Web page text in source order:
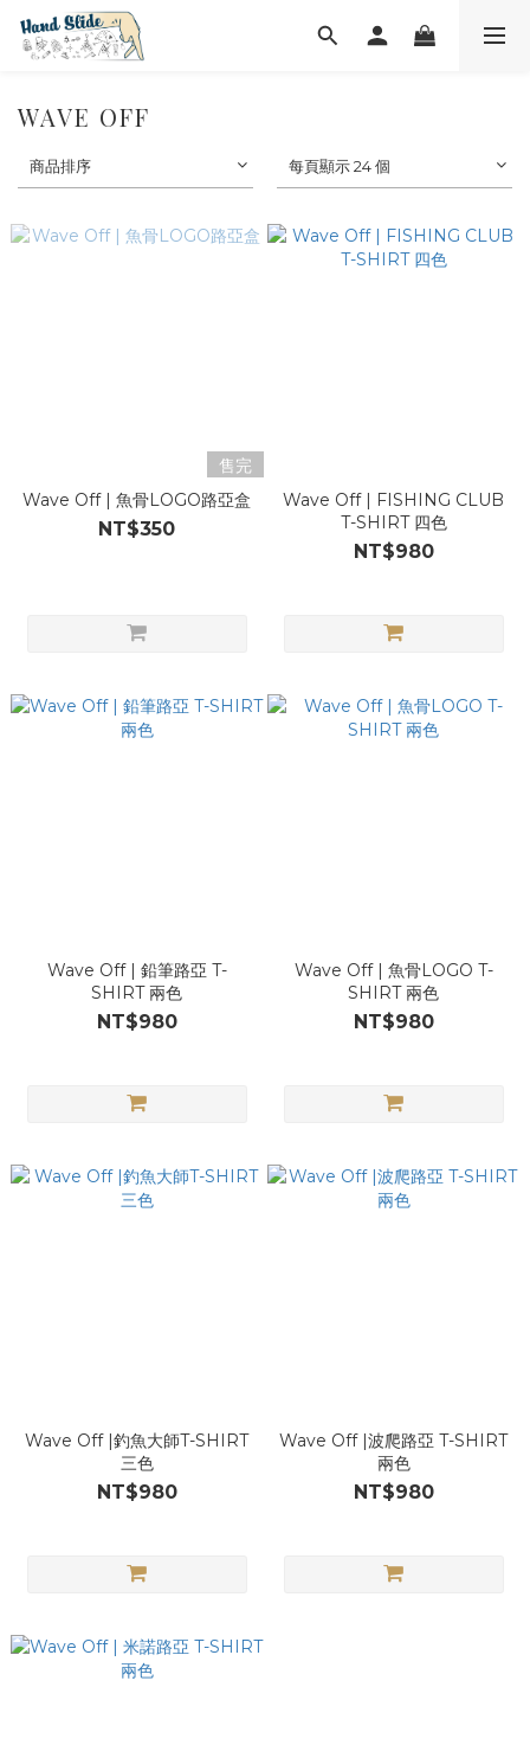
WAVE OFF
商品排序 每頁顯示 24 個
售完
Wave Off | 魚骨LOGO路亞盒
NT$350
Wave Off | FISHING CLUB
T-SHIRT 四色
NT$980
Wave Off | 鉛筆路亞 T-
SHIRT 兩色
NT$980
Wave Off | 魚骨LOGO T-
SHIRT 兩色
NT$980
Wave Off |釣魚大師T-SHIRT
三色
NT$980
Wave Off |波爬路亞 T-SHIRT
兩色
NT$980